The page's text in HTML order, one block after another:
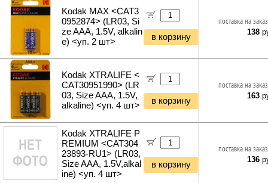
Kodak MAX <CAT3
0952874> (LR03, Si
ze AAA, 1.5V, alkalin
e) <уп. 2 шт>
в корзину
поставка на
138
Kodak XTRALIFE <
CAT30951990> (LR
03, Size AAA, 1.5V,
alkaline) <уп. 4 шт>
в корзину
поставка на
163
Kodak XTRALIFE P
REMIUM <CAT304
23893-RU1> (LR03,
Size AAA, 1.5V,alkal
ine) <уп. 4 шт>
в корзину
поставка на
136